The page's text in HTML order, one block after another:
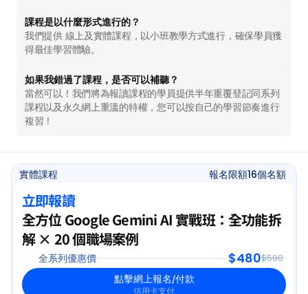
課程是以什麼形式進行的？
我們提供 線上及實體課程，以小班教學方式進行，確保學員獲
得最佳學習體驗。
如果我錯過了課程，是否可以補聽？
當然可以！我們將為報讀課程的學員提供半年重覆登記同系列
課程以及永久網上重溫的特權，您可以按自己的學習節奏進行
複習！
實體課程 報名限額16個名額
立即報讀
全方位 Google Gemini AI 實戰班：全功能拆
解 × 20 個職場案例
全系列優惠價 $480$580
點擊網上報名/付款
信用卡支付